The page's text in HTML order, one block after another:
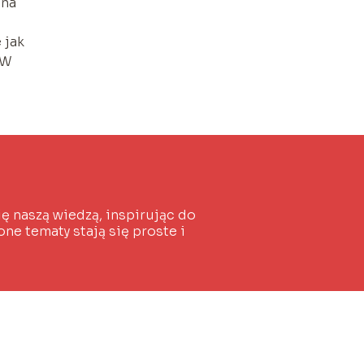
jak
naszą wiedzą, inspirując do
tematy stają się proste i